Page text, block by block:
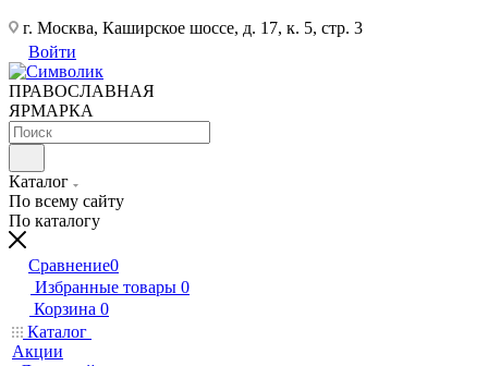
г. Москва, Каширское шоссе, д. 17, к. 5, стр. 3
Войти
ПРАВОСЛАВНАЯ
ЯРМАРКА
Каталог
По всему сайту
По каталогу
Сравнение0
Избранные товары 0
Корзина 0
Каталог
Акции